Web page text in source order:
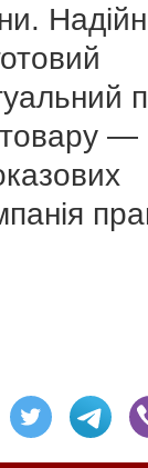
товару —